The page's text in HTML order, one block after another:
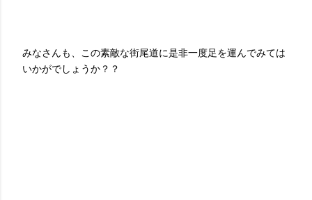
みなさんも、この素敵な街尾道に是非一度足を運んでみては
いかがでしょうか？？